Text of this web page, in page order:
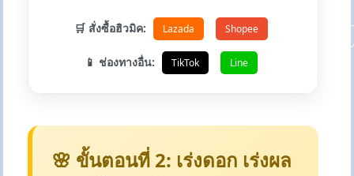
🛒 สั่งซื้อฮิวมิค: Lazada Shopee
📱 ช่องทางอื่น: TikTok Line
🌸 ขั้นตอนที่ 2: เร่งดอก เร่งผล